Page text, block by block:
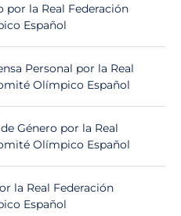
por la Real Federación
Español
Personal por la Real
Olímpico Español
Género por la Real
Olímpico Español
la Real Federación
Español